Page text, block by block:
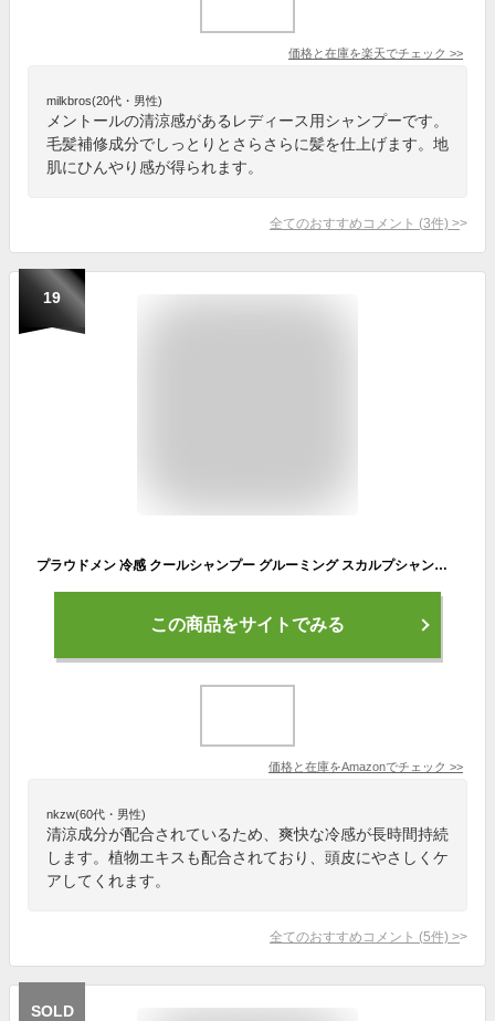
価格と在庫を楽天でチェック >>
milkbros(20代・男性)
メントールの清涼感があるレディース用シャンプーです。
毛髪補修成分でしっとりとさらさらに髪を仕上げます。地
肌にひんやり感が得られます。
全てのおすすめコメント (3件) >
19
プラウドメン 冷感 クールシャンプー グルーミング スカルプシャンプー クール＆リフレッシング 300ml (グルーミング・シトラスの香り) [シャンプー メンズ 男性]
この商品をサイトでみる
価格と在庫をAmazonでチェック >>
nkzw(60代・男性)
清涼成分が配合されているため、爽快な冷感が長時間持続
します。植物エキスも配合されており、頭皮にやさしくケ
アしてくれます。
全てのおすすめコメント (5件) >
SOLD